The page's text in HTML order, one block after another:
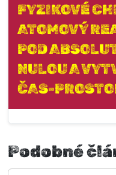
FYZIKOVÉ
ATOMOVÝ
POD
NULOU A
ČAS-
Podobné